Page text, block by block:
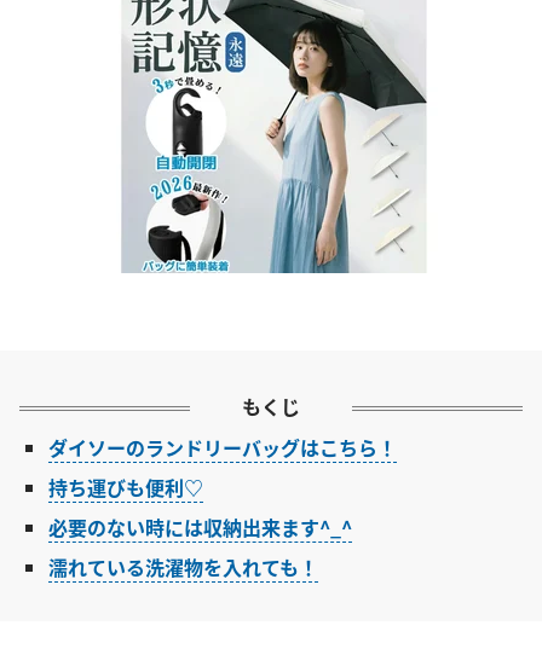
もくじ
ダイソーのランドリーバッグはこちら！
持ち運びも便利♡
必要のない時には収納出来ます^_^
濡れている洗濯物を入れても！